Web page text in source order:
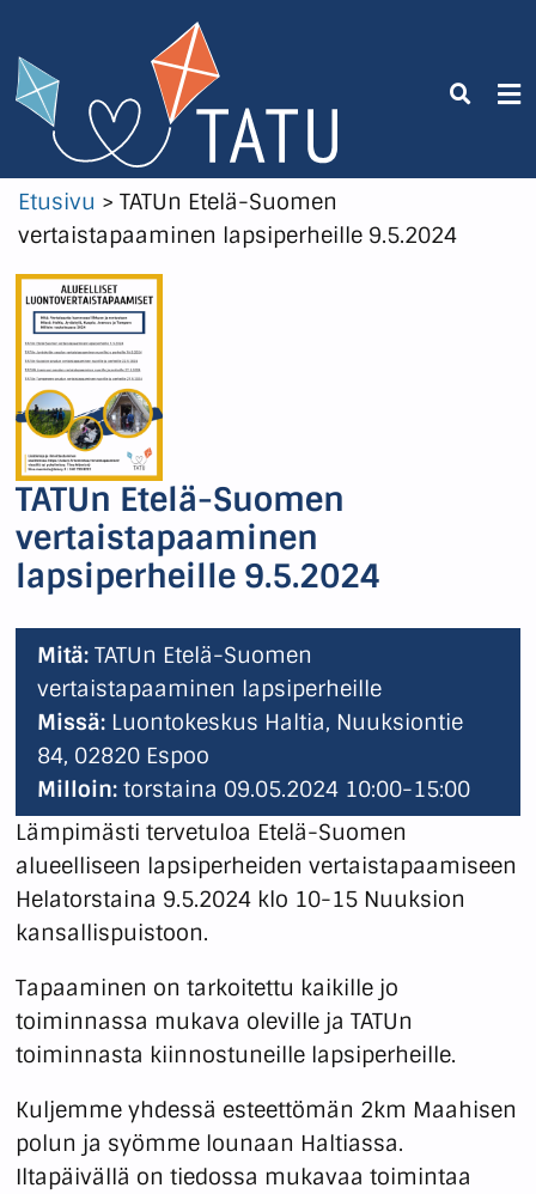
Etusivu > TATUn Etelä-Suomen
vertaistapaaminen lapsiperheille 9.5.2024
TATUn Etelä-Suomen
vertaistapaaminen
lapsiperheille 9.5.2024
Mitä: TATUn Etelä-Suomen
vertaistapaaminen lapsiperheille
Missä: Luontokeskus Haltia, Nuuksiontie
84, 02820 Espoo
Milloin: torstaina 09.05.2024 10:00-15:00
Lämpimästi tervetuloa Etelä-Suomen
alueelliseen lapsiperheiden vertaistapaamiseen
Helatorstaina 9.5.2024 klo 10-15 Nuuksion
kansallispuistoon.
Tapaaminen on tarkoitettu kaikille jo
toiminnassa mukava oleville ja TATUn
toiminnasta kiinnostuneille lapsiperheille.
Kuljemme yhdessä esteettömän 2km Maahisen
polun ja syömme lounaan Haltiassa.
Iltapäivällä on tiedossa mukavaa toimintaa